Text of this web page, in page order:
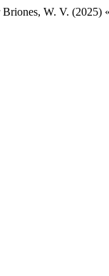
W. V. (2025)